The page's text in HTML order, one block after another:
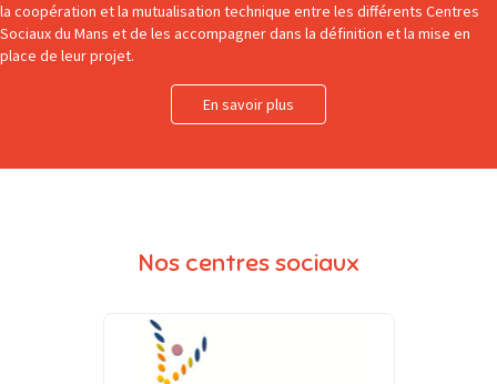
la coopération et la mutualisation technique entre les différents Centres
Sociaux du Mans et de les accompagner dans la définition et la mise en
place de leur projet.
En savoir plus
Nos centres sociaux